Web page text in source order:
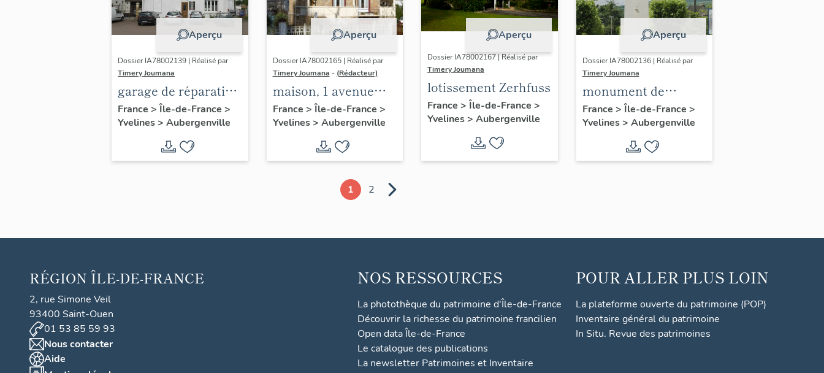
Aperçu
Dossier IA78002139 | Réalisé par
Timery Joumana
garage de réparation
automobile Saint-
Christophe
France > Île-de-France >
Yvelines> Aubergenville
Aperçu
Dossier IA78002165 | Réalisé par
Timery Joumana - (Rédacteur)
maison, 1 avenue
Albert 1er
France > Île-de-France >
Yvelines> Aubergenville
Aperçu
Dossier IA78002167 | Réalisé par
Timery Joumana
lotissement Zerhfuss
France > Île-de-France >
Yvelines> Aubergenville
Aperçu
Dossier IA78002136 | Réalisé par
Timery Joumana
monument de
l'amitié franco-belge
France > Île-de-France >
Yvelines> Aubergenville
1 2
RÉGION ÎLE-DE-FRANCE
2, rue Simone Veil
93400 Saint-Ouen
01 53 85 59 93
Nous contacter
Aide
NOS RESSOURCES
La photothèque du patrimoine d'Île-de-France
Découvrir la richesse du patrimoine francilien
Open data Île-de-France
Le catalogue des publications
La newsletter Patrimoines et Inventaire
POUR ALLER PLUS LOIN
La plateforme ouverte du patrimoine (POP)
Inventaire général du patrimoine
In Situ. Revue des patrimoines